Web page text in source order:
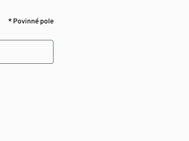
* Povinné pole